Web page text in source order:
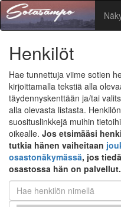
Henkilöt
Hae tunnettuja viime sotien
kirjoittamalla tekstiä alla
täydennyskenttään ja/tai
alla olevasta listasta.
suosituslinkkejä muihin
oikealle. Jos etsimääsi
tutkia hänen vaiheitaan
osastonäkymässä, jos
osastossa hän on palvellut.